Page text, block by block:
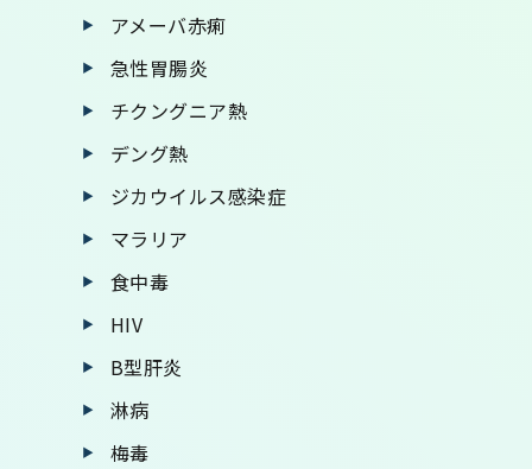
アメーバ赤痢
急性胃腸炎
チクングニア熱
デング熱
ジカウイルス感染症
マラリア
食中毒
HIV
B型肝炎
淋病
梅毒